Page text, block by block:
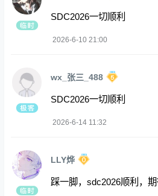
SDC2026一切顺利
2026-6-10 21:00
wx_张三_488
SDC2026一切顺利
2026-6-14 11:32
LLY烨
踩一脚，sdc2026顺利，